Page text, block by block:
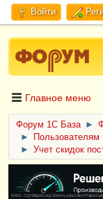
Войти
Главное меню
Форум 1C База ►
►
►
Учет скидок
ERID: